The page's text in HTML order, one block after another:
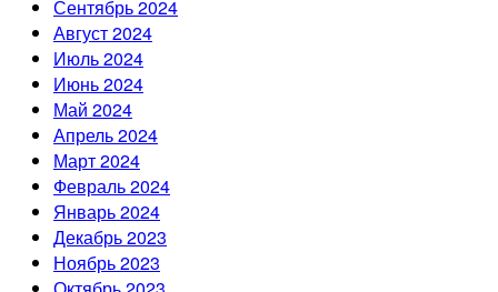
Сентябрь 2024
Август 2024
Июль 2024
Июнь 2024
Май 2024
Апрель 2024
Март 2024
Февраль 2024
Январь 2024
Декабрь 2023
Ноябрь 2023